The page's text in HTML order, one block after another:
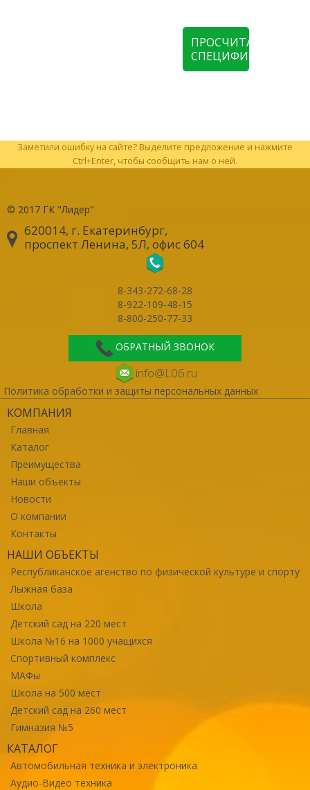
ПРОСЧИТАТЬ
СПЕЦИФИКАЦИЮ
Заметили ошибку на сайте? Выделите предложение и нажмите
Ctrl+Enter, чтобы сообщить нам о ней.
© 2017 ГК "Лидер"
620014, г. Екатеринбург,
проспект Ленина, 5Л, офис 604
8-343-272-68-28
8-922-109-48-15
8-800-250-77-33
ОБРАТНЫЙ ЗВОНОК
info@L06.ru
Политика обработки и защиты персональных данных
КОМПАНИЯ
Главная
Каталог
Преимущества
Наши объекты
Новости
О компании
Контакты
НАШИ ОБЪЕКТЫ
Республиканское агенство по физической культуре и спорту
Лыжная база
Школа
Детский сад на 220 мест
Школа №16 на 1000 учащихся
Спортивный комплекс
МАФы
Школа на 500 мест
Детский сад на 260 мест
Гимназия №5
КАТАЛОГ
Автомобильная техника и электроника
Аудио-Видео техника